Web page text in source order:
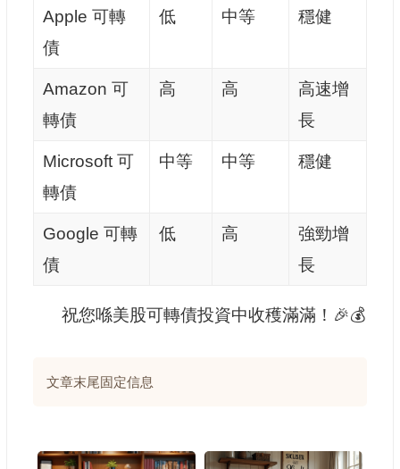
Apple 可轉
債
低 中等 穩健
Amazon 可
轉債
高 高
高速增
長
Microsoft 可
轉債
中等 中等 穩健
Google 可轉
債
低 高
強勁增
長
祝您喺美股可轉債投資中收穫滿滿！🎉💰
文章末尾固定信息